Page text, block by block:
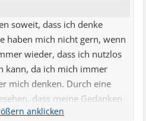
soweit, dass ich denke
haben mich nicht gern, wenn
wieder, dass ich nutzlos
kann, da ich mich immer
mich denken. Durch eine
dass meine Gedanken
sie sich nicht verbessert.